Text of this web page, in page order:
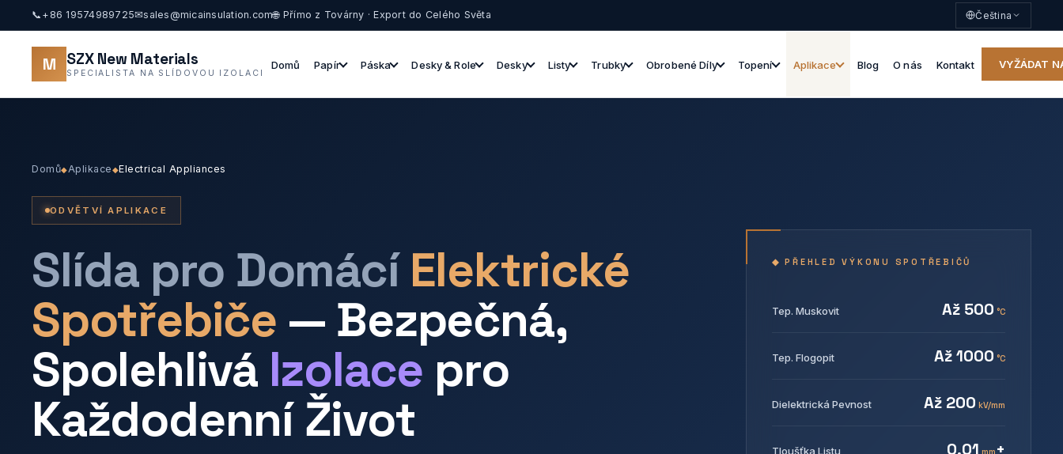
📞 +86 19574989725✉sales@micainsulation.com🌐 Přímo z Továrny · Export do Celého Světa Čeština
M SZX New Materials
SPECIALISTA NA SLÍDOVOU IZOLACI
Domů Papír Páska Desky & Role Desky Listy Trubky Obrobené Díly Topení Aplikace Blog O nás Kontakt VYŽÁDAT
Domů◆Aplikace◆Electrical Appliances
ODVĚTVÍ APLIKACE
Slída pro Domácí Elektrické
Spotřebiče — Bezpečná,
Spolehlivá Izolace pro
Každodenní Život
◆ PŘEHLED VÝKONU SPOTŘEBIČŮ
Tep. Muskovit Až 500 °C
Tep. Flogopit Až 1000 °C
Dielektrická Pevnost Až 200 kV/mm
Tloušťka Listu 0,01 mm +